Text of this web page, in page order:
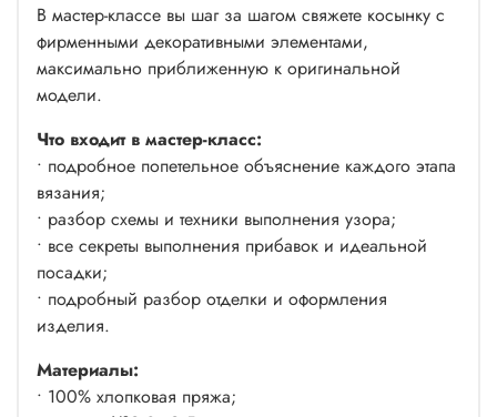
В мастер-классе вы шаг за шагом свяжете косынку с
фирменными декоративными элементами,
максимально приближенную к оригинальной
модели.
Что входит в мастер-класс:
• подробное попетельное объяснение каждого этапа
вязания;
• разбор схемы и техники выполнения узора;
• все секреты выполнения прибавок и идеальной
посадки;
• подробный разбор отделки и оформления
изделия.
Материалы:
• 100% хлопковая пряжа;